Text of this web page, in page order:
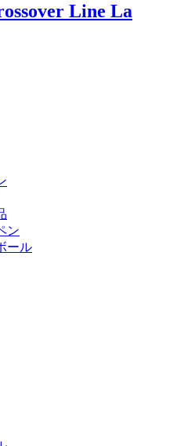
Line La
ン
ール